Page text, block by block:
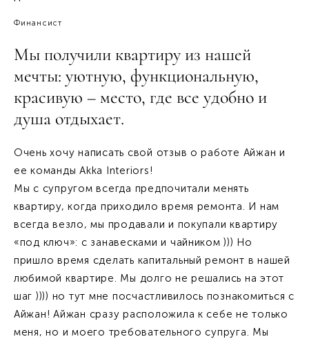
Финансист
Мы получили квартиру из нашей
мечты: уютную, функциональную,
красивую – место, где все удобно и
душа отдыхает.
Очень хочу написать свой отзыв о работе Айжан и
ее команды Akka Interiors!
Мы с супругом всегда предпочитали менять
квартиру, когда приходило время ремонта. И нам
всегда везло, мы продавали и покупали квартиру
«под ключ»: с занавесками и чайником ))) Но
пришло время сделать капитальный ремонт в нашей
любимой квартире. Мы долго не решались на этот
шаг )))) но тут мне посчастливилось познакомиться с
Айжан! Айжан сразу расположила к себе не только
меня, но и моего требовательного супруга. Мы